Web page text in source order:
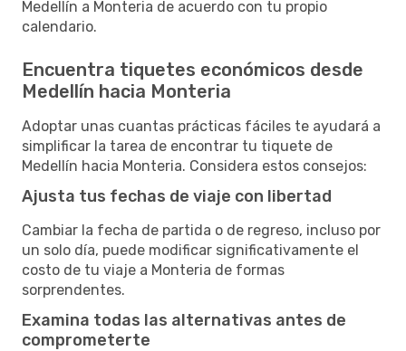
Medellín a Monteria de acuerdo con tu propio
calendario.
Encuentra tiquetes económicos desde
Medellín hacia Monteria
Adoptar unas cuantas prácticas fáciles te ayudará a
simplificar la tarea de encontrar tu tiquete de
Medellín hacia Monteria. Considera estos consejos:
Ajusta tus fechas de viaje con libertad
Cambiar la fecha de partida o de regreso, incluso por
un solo día, puede modificar significativamente el
costo de tu viaje a Monteria de formas
sorprendentes.
Examina todas las alternativas antes de
comprometerte